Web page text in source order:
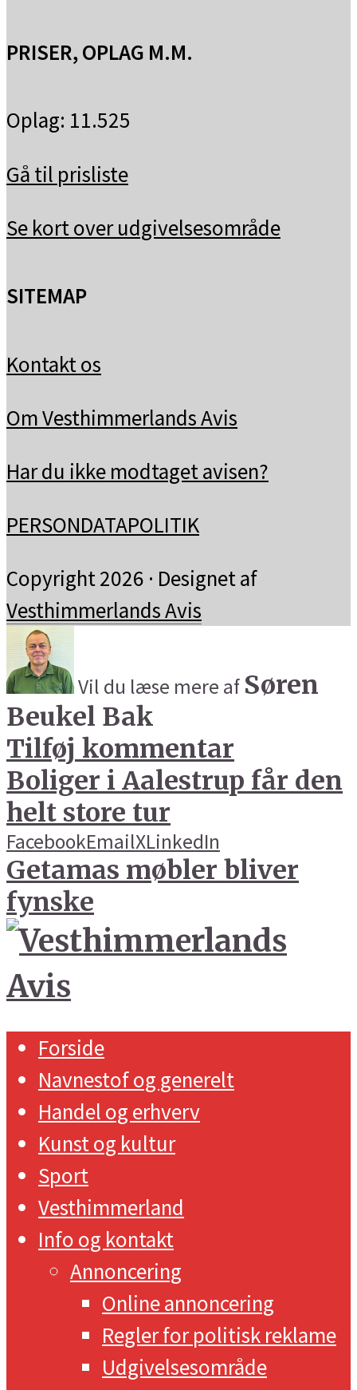
PRISER, OPLAG M.M.
Oplag: 11.525
Gå til prisliste
Se kort over udgivelsesområde
SITEMAP
Kontakt os
Om Vesthimmerlands Avis
Har du ikke modtaget avisen?
PERSONDATAPOLITIK
Copyright 2026 · Designet af
Vesthimmerlands Avis
Vil du læse mere af Søren
Beukel Bak
Tilføj kommentar
Boliger i Aalestrup får den
helt store tur
FacebookEmailXLinkedIn
Getamas møbler bliver
fynske
Forside
Navnestof og generelt
Handel og erhverv
Kunst og kultur
Sport
Vesthimmerland
Info og kontakt
Annoncering
Online annoncering
Regler for politisk reklame
Udgivelsesområde